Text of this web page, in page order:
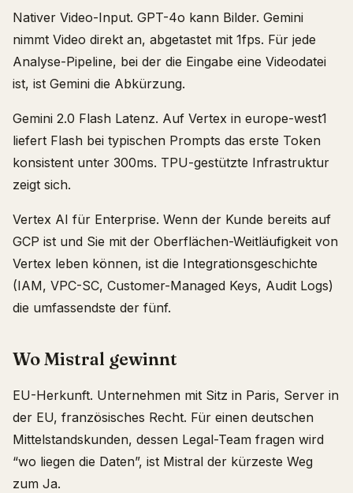
Nativer Video-Input. GPT-4o kann Bilder. Gemini
nimmt Video direkt an, abgetastet mit 1fps. Für jede
Analyse-Pipeline, bei der die Eingabe eine Videodatei
ist, ist Gemini die Abkürzung.
Gemini 2.0 Flash Latenz. Auf Vertex in europe-west1
liefert Flash bei typischen Prompts das erste Token
konsistent unter 300ms. TPU-gestützte Infrastruktur
zeigt sich.
Vertex AI für Enterprise. Wenn der Kunde bereits auf
GCP ist und Sie mit der Oberflächen-Weitläufigkeit von
Vertex leben können, ist die Integrationsgeschichte
(IAM, VPC-SC, Customer-Managed Keys, Audit Logs)
die umfassendste der fünf.
Wo Mistral gewinnt
EU-Herkunft. Unternehmen mit Sitz in Paris, Server in
der EU, französisches Recht. Für einen deutschen
Mittelstandskunden, dessen Legal-Team fragen wird
“wo liegen die Daten”, ist Mistral der kürzeste Weg
zum Ja.